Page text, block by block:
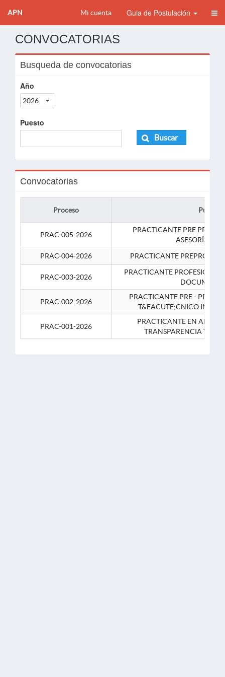
APN Mi cuenta Guia de Postulación
CONVOCATORIAS
Busqueda de convocatorias
Año
2026
Puesto
Buscar
Convocatorias
Proceso Puesto
PRAC-005-2026
PRACTICANTE PRE
ASESORÍA
PRAC-004-2026
PRACTICANTE
PRAC-003-2026
PRACTICANTE
PRAC-002-2026
PRACTICANTE PRE -
T&EACUTE;CNICO
PRAC-001-2026
PRACTICANTE EN APOYO
TRANSPARENCIA Y